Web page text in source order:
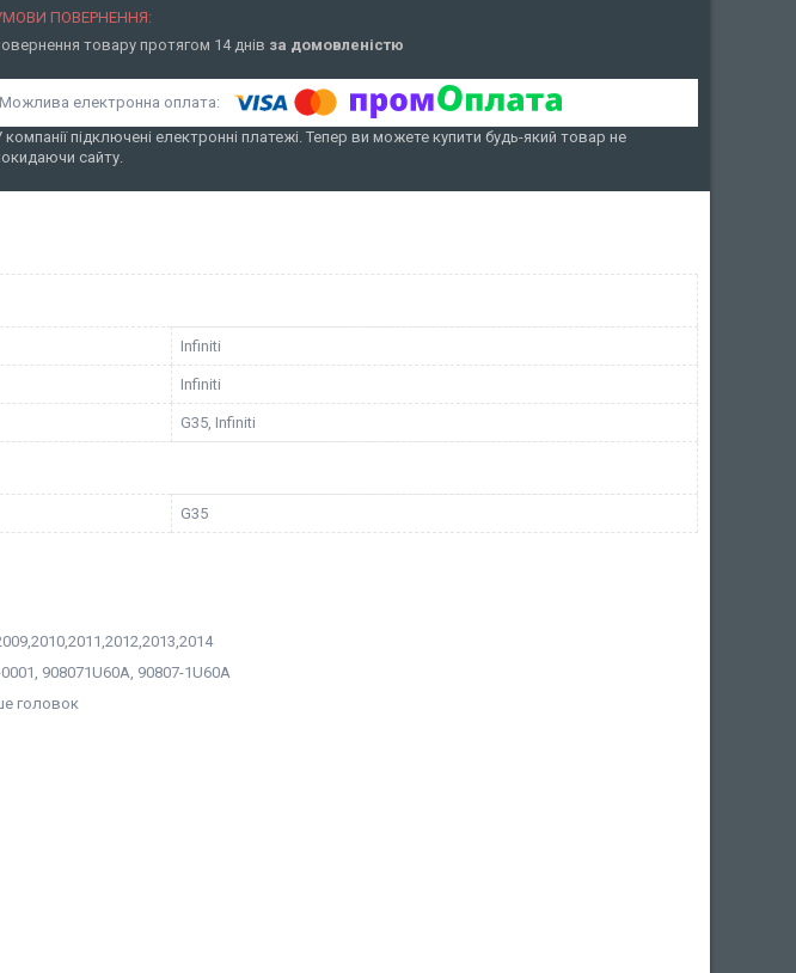
товару протягом 14 днів за домовленістю
компанії підключені електронні платежі. Тепер ви можете купити будь-який товар не
сайту.
Infiniti
Infiniti
G35, Infiniti
G35
908071U60A, 90807-1U60A
головок